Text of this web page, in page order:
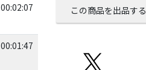
00:02:07
00:01:47
この商品を出品する